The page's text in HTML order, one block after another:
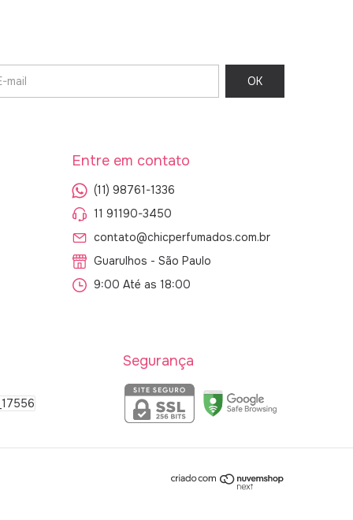
Entre em contato
(11) 98761-1336
11 91190-3450
contato@chicperfumados.com.br
Guarulhos - São Paulo
9:00 Até as 18:00
Segurança